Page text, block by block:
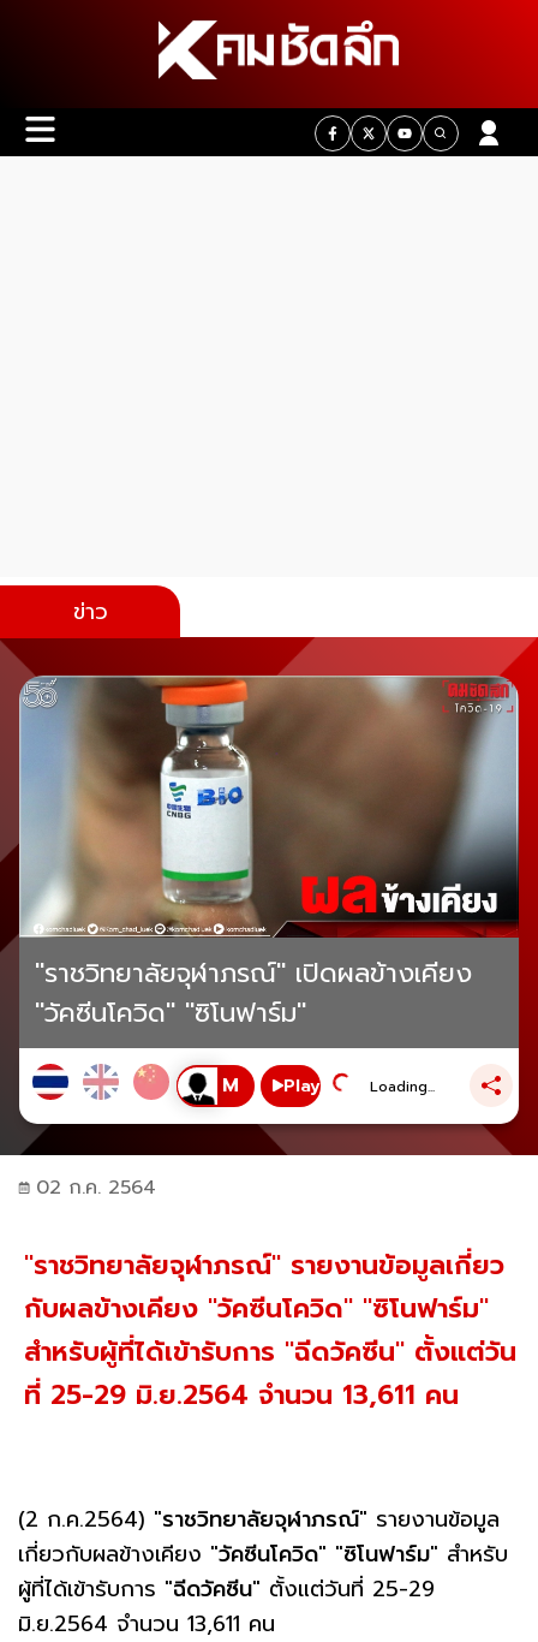
ข่าว
"ราชวิทยาลัยจุฬาภรณ์" เปิดผลข้างเคียง
"วัคซีนโควิด" "ซิโนฟาร์ม"
Play Loading...
02 ก.ค. 2564
"ราชวิทยาลัยจุฬาภรณ์" รายงานข้อมูลเกี่ยว
กับผลข้างเคียง "วัคซีนโควิด" "ซิโนฟาร์ม"
สำหรับผู้ที่ได้เข้ารับการ "ฉีดวัคซีน" ตั้งแต่วัน
ที่ 25-29 มิ.ย.2564 จำนวน 13,611 คน
(2 ก.ค.2564) "ราชวิทยาลัยจุฬาภรณ์" รายงานข้อมูล
เกี่ยวกับผลข้างเคียง "วัคซีนโควิด" "ซิโนฟาร์ม" สำหรับ
ผู้ที่ได้เข้ารับการ "ฉีดวัคซีน" ตั้งแต่วันที่ 25-29
มิ.ย.2564 จำนวน 13,611 คน